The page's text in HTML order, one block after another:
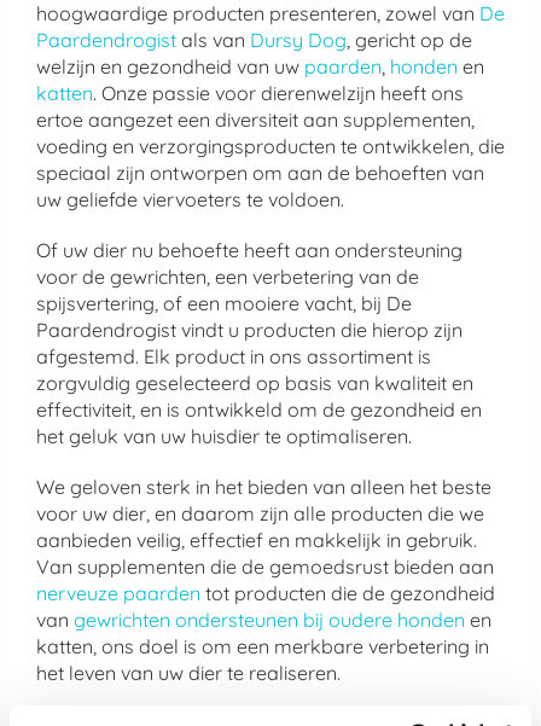
hoogwaardige producten presenteren, zowel van De
Paardendrogist als van Dursy Dog, gericht op de
welzijn en gezondheid van uw paarden, honden en
katten. Onze passie voor dierenwelzijn heeft ons
ertoe aangezet een diversiteit aan supplementen,
voeding en verzorgingsproducten te ontwikkelen, die
speciaal zijn ontworpen om aan de behoeften van
uw geliefde viervoeters te voldoen.
Of uw dier nu behoefte heeft aan ondersteuning
voor de gewrichten, een verbetering van de
spijsvertering, of een mooiere vacht, bij De
Paardendrogist vindt u producten die hierop zijn
afgestemd. Elk product in ons assortiment is
zorgvuldig geselecteerd op basis van kwaliteit en
effectiviteit, en is ontwikkeld om de gezondheid en
het geluk van uw huisdier te optimaliseren.
We geloven sterk in het bieden van alleen het beste
voor uw dier, en daarom zijn alle producten die we
aanbieden veilig, effectief en makkelijk in gebruik.
Van supplementen die de gemoedsrust bieden aan
nerveuze paarden tot producten die de gezondheid
van gewrichten ondersteunen bij oudere honden en
katten, ons doel is om een merkbare verbetering in
het leven van uw dier te realiseren.